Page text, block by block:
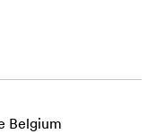
Belgium